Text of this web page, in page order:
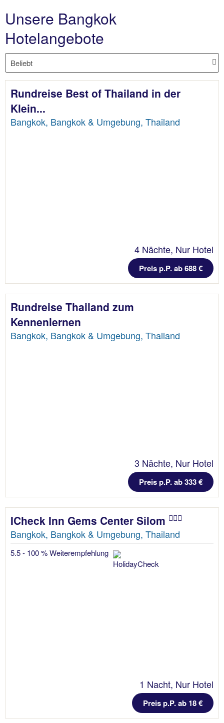
Unsere Bangkok
Hotelangebote
Rundreise Best of Thailand in der
Klein...
Bangkok, Bangkok & Umgebung, Thailand
4 Nächte, Nur Hotel
Preis p.P. ab 688 €
Rundreise Thailand zum
Kennenlernen
Bangkok, Bangkok & Umgebung, Thailand
3 Nächte, Nur Hotel
Preis p.P. ab 333 €
ICheck Inn Gems Center Silom
Bangkok, Bangkok & Umgebung, Thailand
5.5 - 100 % Weiterempfehlung
1 Nacht, Nur Hotel
Preis p.P. ab 18 €